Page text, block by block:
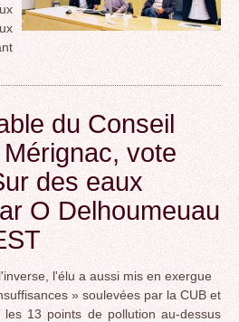
du Conseil
vote
des eaux
O Delhoumeuau
l'élu a aussi mis en exergue
» soulevées par la CUB et
13 points de pollution au-dessus